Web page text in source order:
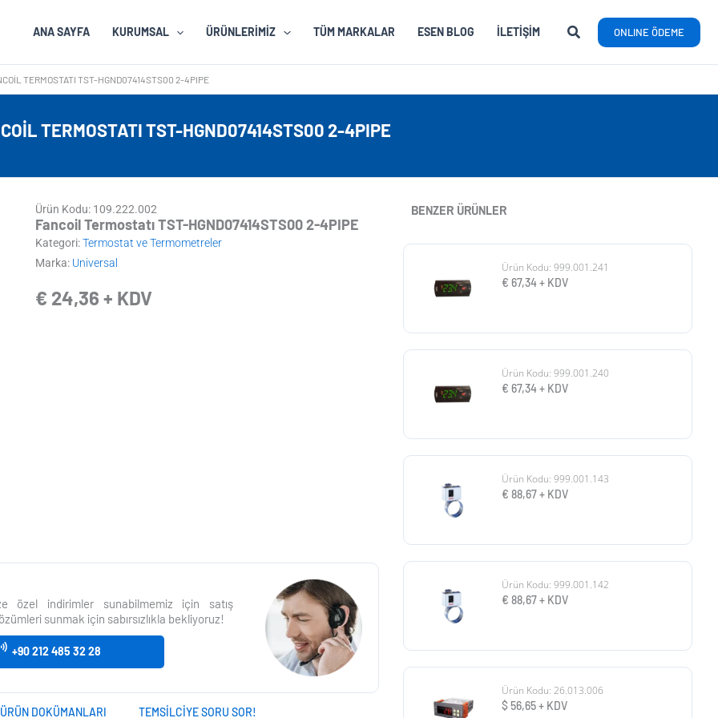
ANA SAYFA KURUMSAL ÜRÜNLERIMIZ TÜM MARKALAR ESEN BLOG İLETIŞIM ONLINE ÖDEME
TERMOSTATI TST-HGND07414STS00 2-4PIPE
TERMOSTATI TST-HGND07414STS00 2-4PIPE
Ürün Kodu: 109.222.002
Fancoil Termostatı TST-HGND07414STS00 2-4PIPE
Kategori:Termostat ve Termometreler
Marka: Universal
€ 24,36 + KDV
özel indirimler sunabilmemiz için satış
sunmak için sabırsızlıkla bekliyoruz!
+90 212 485 32 28
ÜRÜN DOKÜMANLARI TEMSILCIYE SORU SOR!
BENZER ÜRÜNLER
Ürün Kodu: 999.001.241
€ 67,34+ KDV
Ürün Kodu: 999.001.240
€ 67,34+ KDV
Ürün Kodu: 999.001.143
€ 88,67+ KDV
Ürün Kodu: 999.001.142
€ 88,67+ KDV
Ürün Kodu: 26.013.006
$ 56,65+ KDV